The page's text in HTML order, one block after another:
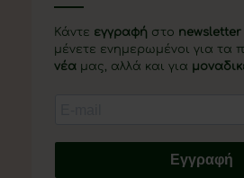
Κάντε εγγραφή στο newsletter
μένετε ενημερωμένοι για τα
νέα μας, αλλά και για
Εγγραφή